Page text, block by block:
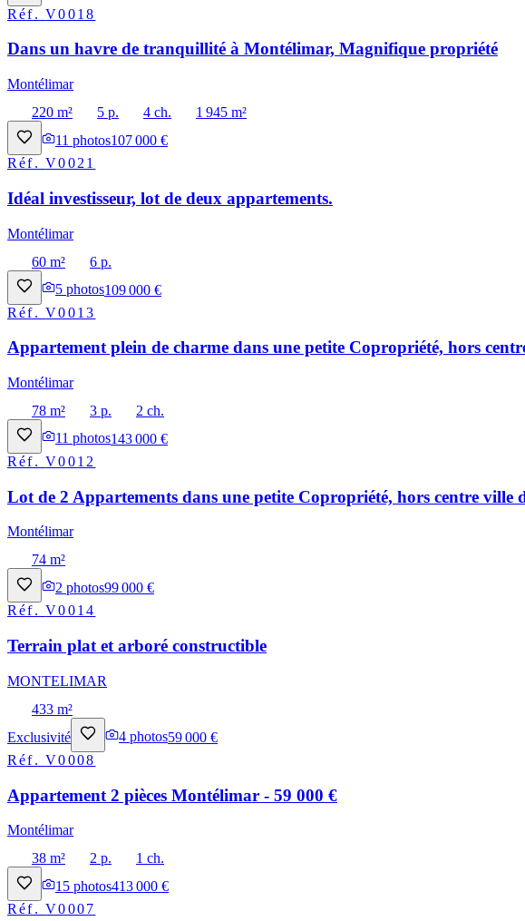
Réf.V0018
Dans un havre de tranquillité à Montélimar, Magnifique propriété
Montélimar
220 m²
5 p. 4 ch.
1 945 m²
11 photos107 000 €
Réf.V0021
Idéal investisseur, lot de deux appartements.
Montélimar
60 m²
6 p.
5 photos109 000 €
Réf.V0013
Appartement plein de charme dans une petite Copropriété, hors
Montélimar
78 m²
3 p.
2 ch.
11 photos143 000 €
Réf.V0012
Lot de 2 Appartements dans une petite Copropriété, hors centre ville
Montélimar
74 m²
2 photos99 000 €
Réf.V0014
Terrain plat et arboré constructible
MONTELIMAR
433 m²
Exclusivité
4 photos59 000 €
Réf.V0008
Appartement 2 pièces Montélimar - 59 000 €
Montélimar
38 m²
2 p.
1 ch.
15 photos413 000 €
Réf.V0007